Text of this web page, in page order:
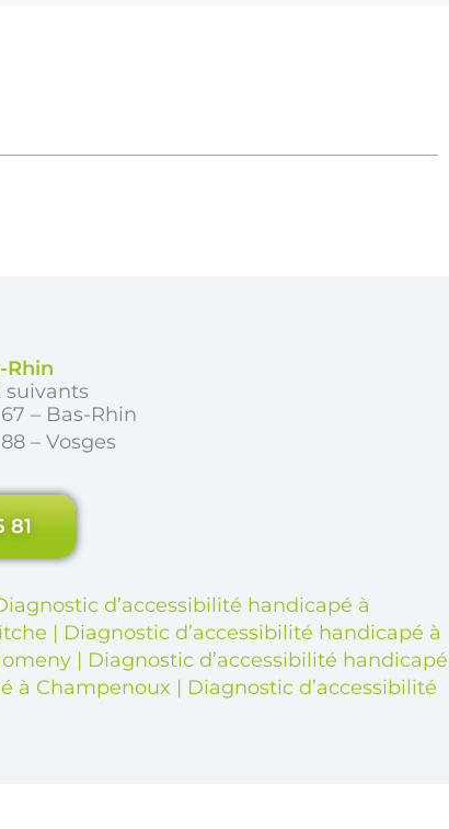
Rhin
67 – Bas-Rhin
88 – Vosges
81
d’accessibilité handicapé à
| Diagnostic d’accessibilité handicapé à
| Diagnostic d’accessibilité handicapé
à Champenoux | Diagnostic d’accessibilité